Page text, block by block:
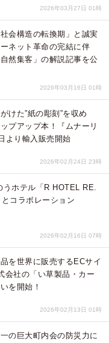
2026年03月27日 01時
会構造の転換期」と誠実
ネット革命の完結に伴
然集客」の解説記事を公
2026年03月16日 01時
けた”紙の彫刻”を収め
プアップ本！『ムナーリ
より輸入販売開始
2026年02月24日 23時
うホテル「R HOTEL RE.
コラボレーション
2026年02月16日 07時
を世界に販売するECサイ
会社の「い草製品・カー
を開始！
2026年02月13日 01時
の巨大町内会の防災力に